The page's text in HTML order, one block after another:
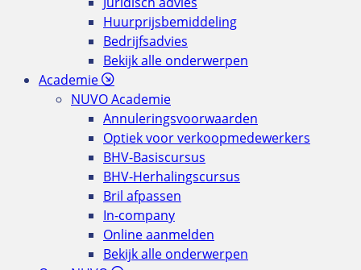
Huurprijsbemiddeling
Bedrijfsadvies
Bekijk alle onderwerpen
Academie
NUVO Academie
Annuleringsvoorwaarden
Optiek voor verkoopmedewerkers
BHV-Basiscursus
BHV-Herhalingscursus
Bril afpassen
In-company
Online aanmelden
Bekijk alle onderwerpen